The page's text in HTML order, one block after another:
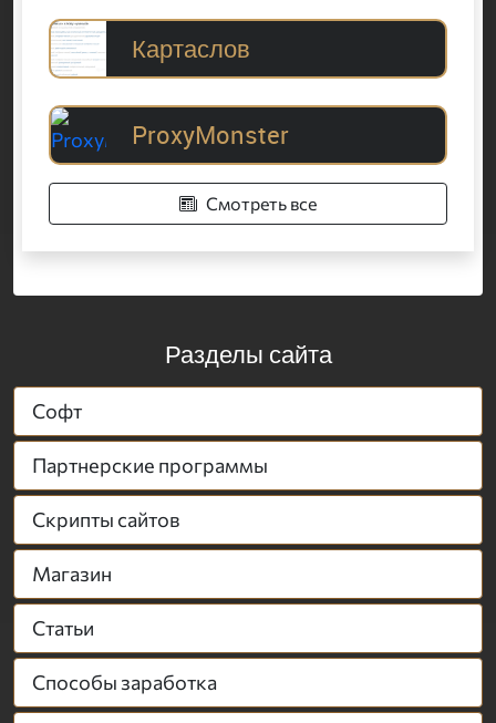
Картаслов
ProxyMonster
Смотреть все
Разделы сайта
Софт
Партнерские программы
Скрипты сайтов
Магазин
Статьи
Способы заработка